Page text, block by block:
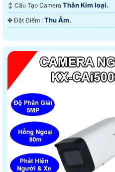
↕️ Cấu Tạo Camera Thân Kim loại.
️✤ Đặt Điểm : Thu Âm.